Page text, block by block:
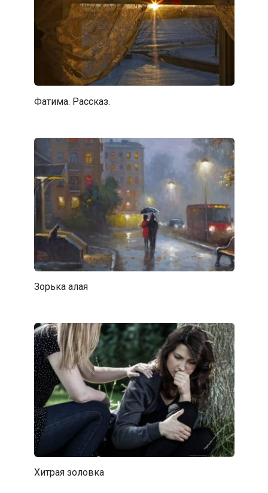
Фатима. Рассказ.
Зорька алая
Хитрая золовка